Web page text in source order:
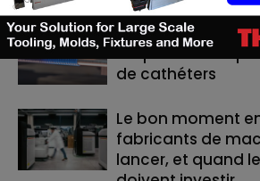
TE Connectivity
l’impression 3D
de cathéters
Le bon moment
fabricants de
lancer, et quand